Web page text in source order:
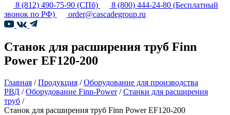
8 (812) 490-75-90 (СПб) 8 (800) 444-24-80 (Бесплатный
звонок по РФ)
order@cascadegroup.ru
Станок для расширения труб Finn
Power EF120-200
Главная /Продукция /Оборудование для производства
РВД /Оборудование Finn-Power/Станки для расширения
труб /
Станок для расширения труб Finn Power EF120-200